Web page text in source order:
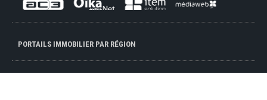
PORTAILS IMMOBILIER PAR RÉGION